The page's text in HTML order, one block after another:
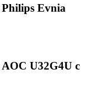
Evnia
U32G4U с